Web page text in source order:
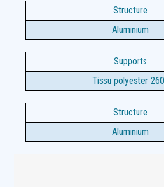
Structure
Aluminium
Supports
Tissu polyester
Structure
Aluminium